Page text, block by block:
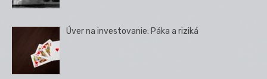
Úver na investovanie: Páka a riziká